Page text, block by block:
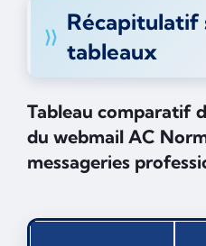
Récapitulatif
tableaux
Tableau comparatif
du webmail AC
messageries